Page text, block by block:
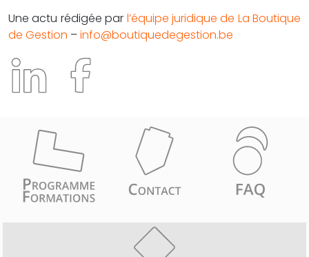
Une actu rédigée par l’équipe juridique de La Boutique
de Gestion –info@boutiquedegestion.be